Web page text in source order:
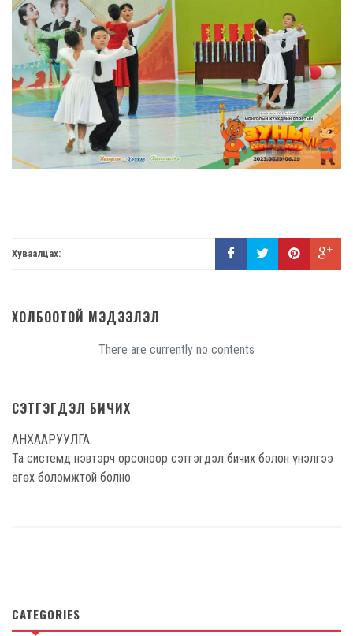
Хуваалцах:
ХОЛБООТОЙ МЭДЭЭЛЭЛ
There are currently no contents
СЭТГЭГДЭЛ БИЧИХ
АНХААРУУЛГА:
Та системд нэвтэрч орсоноор сэтгэгдэл бичих болон үнэлгээ
өгөх боломжтой болно.
CATEGORIES